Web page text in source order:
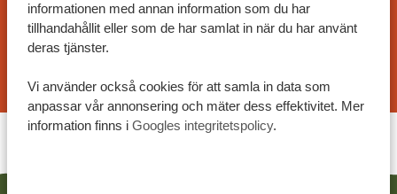
informationen med annan information som du har
tillhandahållit eller som de har samlat in när du har använt
deras tjänster.
Vi använder också cookies för att samla in data som
anpassar vår annonsering och mäter dess effektivitet. Mer
information finns i Googles integritetspolicy.